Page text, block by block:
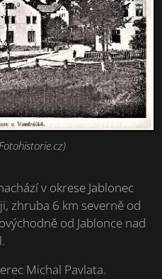
v okrese Jablonec
zhruba 6 km severně od
od Jablonce nad
Michal Pavlata.